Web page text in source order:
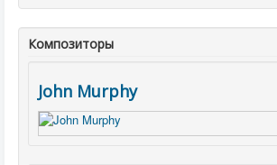
Композиторы
John Murphy